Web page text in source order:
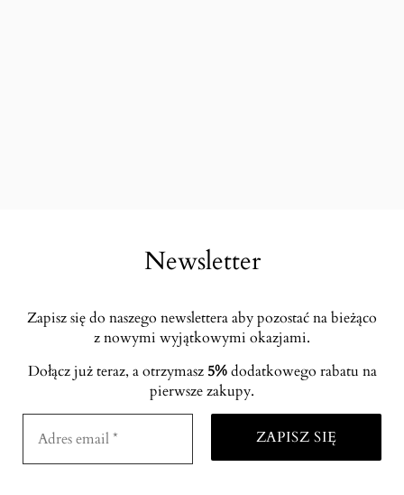
Newsletter
Zapisz się do naszego newslettera aby pozostać na bieżąco
z nowymi wyjątkowymi okazjami.
Dołącz już teraz, a otrzymasz 5%dodatkowego rabatu na
pierwsze zakupy.